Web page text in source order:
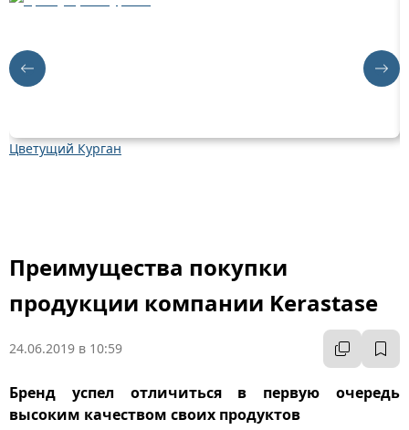
Цветущий Курган
Преимущества покупки
продукции компании Kerastase
24.06.2019 в 10:59
Бренд успел отличиться в первую очередь
высоким качеством своих продуктов